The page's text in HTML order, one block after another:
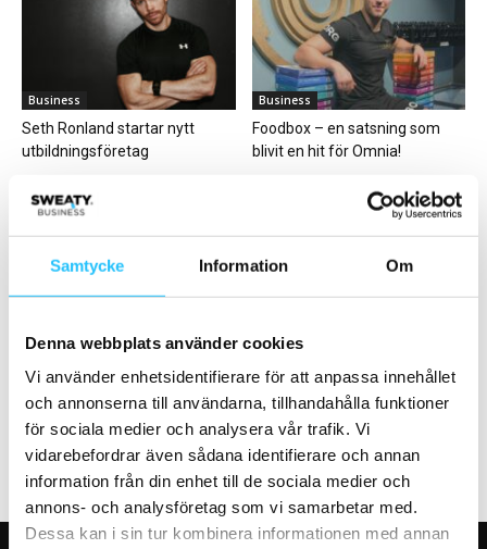
Samtycke Information Om
Denna webbplats använder cookies
Vi använder enhetsidentifierare för att anpassa innehållet
och annonserna till användarna, tillhandahålla funktioner
för sociala medier och analysera vår trafik. Vi
vidarebefordrar även sådana identifierare och annan
information från din enhet till de sociala medier och
annons- och analysföretag som vi samarbetar med.
Dessa kan i sin tur kombinera informationen med annan
Business
Seth Ronland startar nytt
utbildningsföretag
Business
Foodbox – en satsning som
blivit en hit för Omnia!
Bygga en PT-studio – vad ska
jag tänka på?
#CasallBusinessHacks #5
Var med och digitalisera
träningsbranschen – investera
i Twiik!